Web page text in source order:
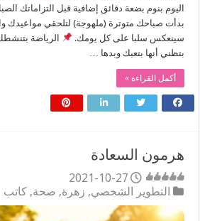
اليوم بنوم بضعة دقائق إضافية قبل التزاماتك
بدأت صباحك متوترة (ملهوجة) لتلحقي مواعيدك
سينعكس سلبا على كل يومك.
الرياضة
بتظني أنها بتعبك وبدها …
أكمل القراءة »
هرمون السعادة
2021-10-27
التطوير الشخصي, زهرة, صحة, كاتب